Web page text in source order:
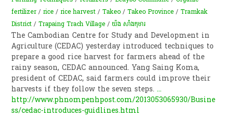
fertilizer/rice /rice harvest /Takeo /Takeo Province /Tramkak
District /Trapaing Trach Village /យ៉ង សាំង​កុមារ
The Cambodian Centre for Study and Development in
Agriculture (CEDAC) yesterday introduced techniques to
prepare a good rice harvest for farmers ahead of the
rainy season, CEDAC announced. Yang Saing Koma,
president of CEDAC, said farmers could improve their
harvests if they follow the seven steps....
http://www.phnompenhpost.com/2013053065930/Busine
ss/cedac-introduces-guidlines.html